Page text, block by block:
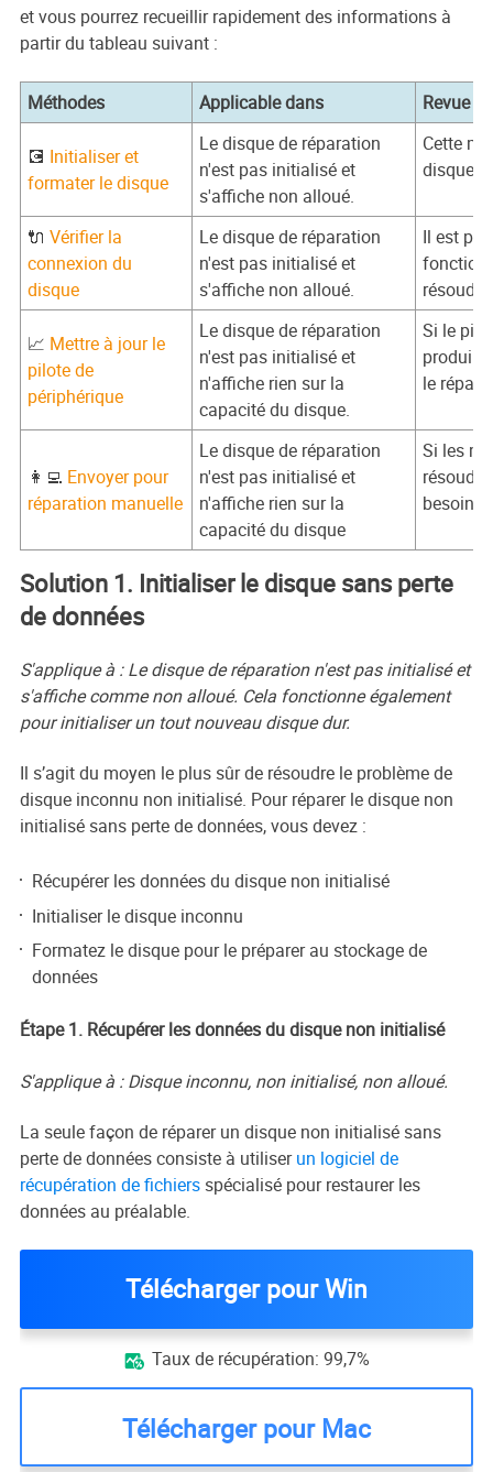
et vous pourrez recueillir rapidement des informations à
partir du tableau suivant :
Méthodes Applicable dans Revue
💽 Initialiser et
formater le disque
Le disque de réparation
n'est pas initialisé et
s'affiche non alloué.
Cette
disque
🔌 Vérifier la
connexion du
disque
Le disque de réparation
n'est pas initialisé et
s'affiche non alloué.
Il est
📈 Mettre à jour le
pilote de
périphérique
Le disque de réparation
n'est pas initialisé et
n'affiche rien sur la
capacité du disque.
Si le
le
👩‍💻 Envoyer pour
réparation manuelle
Le disque de réparation
n'est pas initialisé et
n'affiche rien sur la
capacité du disque
Si les
besoin
Solution 1. Initialiser le disque sans perte
de données
S'applique à : Le disque de réparation n'est pas initialisé et
s'affiche comme non alloué. Cela fonctionne également
pour initialiser un tout nouveau disque dur.
Il s’agit du moyen le plus sûr de résoudre le problème de
disque inconnu non initialisé. Pour réparer le disque non
initialisé sans perte de données, vous devez :
Récupérer les données du disque non initialisé
Initialiser le disque inconnu
Formatez le disque pour le préparer au stockage de
données
Étape 1. Récupérer les données du disque non initialisé
S'applique à : Disque inconnu, non initialisé, non alloué.
La seule façon de réparer un disque non initialisé sans
perte de données consiste à utiliserun logiciel de
récupération de fichiersspécialisé pour restaurer les
données au préalable.
Télécharger pour Win
 Taux de récupération: 99,7%
Télécharger pour Mac